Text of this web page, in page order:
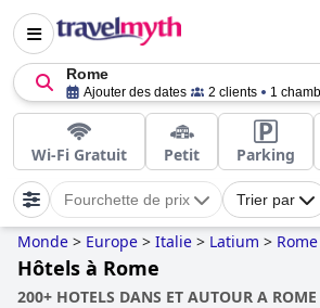
Rome
Ajouter des dates 2 clients 1
Wi-Fi Gratuit Petit Parking
Fourchette de prix Trier par
Monde > Europe > Italie > Latium > Rome
Hôtels à Rome
200+ HOTELS DANS ET AUTOUR A ROME